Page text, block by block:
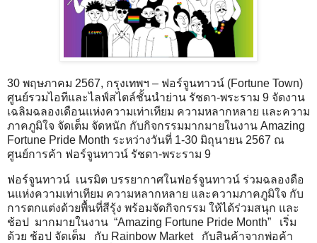
30 พฤษภาคม 2567, กรุงเทพฯ – ฟอร์จูนทาวน์ (Fortune Town)
ศูนย์รวมไอทีและไลฟ์สไตล์ชั้นนำย่าน รัชดา-พระราม 9 จัดงาน
เฉลิมฉลองเดือนแห่งความเท่าเทียม ความหลากหลาย และความ
ภาคภูมิใจ จัดเต็ม จัดหนัก กับกิจกรรมมากมายในงาน Amazing
Fortune Pride Month ระหว่างวันที่ 1-30 มิถุนายน 2567 ณ
ศูนย์การค้า ฟอร์จูนทาวน์ รัชดา-พระราม 9
ฟอร์จูนทาวน์ เนรมิต บรรยากาศในฟอร์จูนทาวน์ ร่วมฉลองดือ
นแห่งความเท่าเทียม ความหลากหลาย และความภาคภูมิใจ กับ
การตกแต่งด้วยพื้นที่สีรุ้ง พร้อมจัดกิจกรรม ให้ได้ร่วมสนุก และ
ช้อป มากมายในงาน “Amazing Fortune Pride Month” เริ่ม
ด้วย ช้อป จัดเต็ม กับ Rainbow Market กับสินค้าจากพ่อค้า